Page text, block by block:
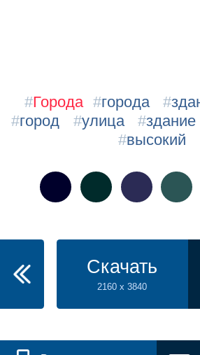
#Города #города #
#город #улица #здание
#высокий
Скачать
2160 x 3840